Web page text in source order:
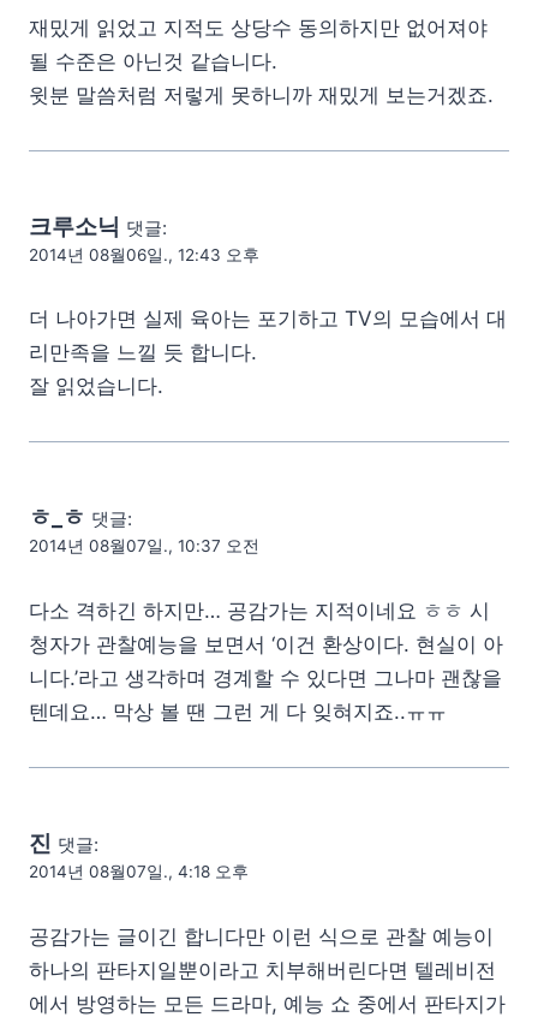
재밌게 읽었고 지적도 상당수 동의하지만 없어져야
될 수준은 아닌것 같습니다.
윗분 말씀처럼 저렇게 못하니까 재밌게 보는거겠죠.
크루소닉 댓글:
2014년 08월06일., 12:43 오후
더 나아가면 실제 육아는 포기하고 TV의 모습에서 대
리만족을 느낄 듯 합니다.
잘 읽었습니다.
ㅎ_ㅎ 댓글:
2014년 08월07일., 10:37 오전
다소 격하긴 하지만… 공감가는 지적이네요 ㅎㅎ 시
청자가 관찰예능을 보면서 ‘이건 환상이다. 현실이 아
니다.’라고 생각하며 경계할 수 있다면 그나마 괜찮을
텐데요… 막상 볼 땐 그런 게 다 잊혀지죠..ㅠㅠ
진 댓글:
2014년 08월07일., 4:18 오후
공감가는 글이긴 합니다만 이런 식으로 관찰 예능이
하나의 판타지일뿐이라고 치부해버린다면 텔레비전
에서 방영하는 모든 드라마, 예능 쇼 중에서 판타지가